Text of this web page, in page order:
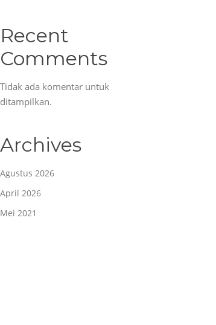
Recent
Comments
Tidak ada komentar untuk
ditampilkan.
Archives
Agustus 2026
April 2026
Mei 2021